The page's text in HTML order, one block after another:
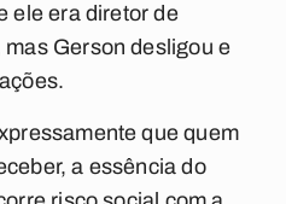
ele era diretor de
Gerson desligou e
que quem
a essência do